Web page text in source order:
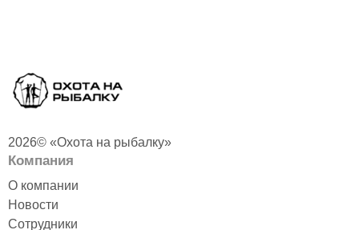
2026© «Охота на рыбалку»
Компания
О компании
Новости
Сотрудники